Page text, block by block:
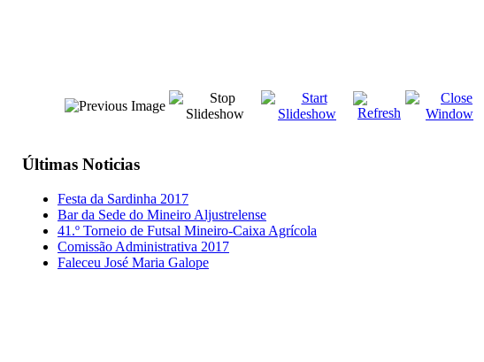
Últimas Noticias
Festa da Sardinha 2017
Bar da Sede do Mineiro Aljustrelense
41.º Torneio de Futsal Mineiro-Caixa Agrícola
Comissão Administrativa 2017
Faleceu José Maria Galope